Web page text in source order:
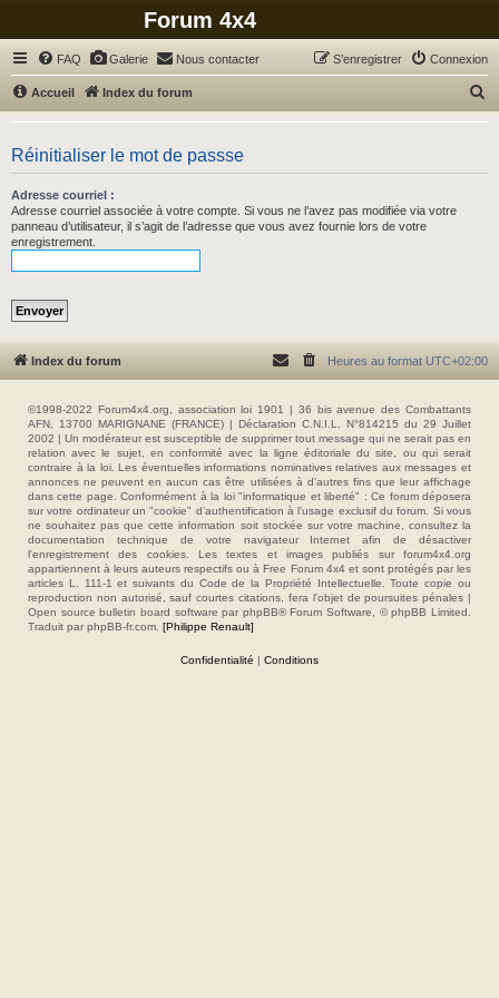
Forum 4x4
FAQ Galerie Nous contacter Connexion
S’enregistrer
Accueil Index du forum
h
Réinitialiser le mot de passse
Adresse courriel :
Adresse courriel associée à votre compte. Si vous ne l’avez pas modifiée via votre
panneau d’utilisateur, il s’agit de l’adresse que vous avez fournie lors de votre
enregistrement.
Index du forum Heures au format UTC+02:00
©1998-2022 Forum4x4.org, association loi 1901 | 36 bis avenue des Combattants
AFN, 13700 MARIGNANE (FRANCE) | Déclaration C.N.I.L. N°814215 du 29 Juillet
2002 | Un modérateur est susceptible de supprimer tout message qui ne serait pas en
relation avec le sujet, en conformité avec la ligne éditoriale du site, ou qui serait
contraire à la loi. Les éventuelles informations nominatives relatives aux messages et
annonces ne peuvent en aucun cas être utilisées à d'autres fins que leur affichage
dans cette page. Conformément à la loi "informatique et liberté" : Ce forum déposera
sur votre ordinateur un "cookie" d’authentification à l'usage exclusif du forum. Si vous
ne souhaitez pas que cette information soit stockée sur votre machine, consultez la
documentation technique de votre navigateur Internet afin de désactiver
l'enregistrement des cookies. Les textes et images publiés sur forum4x4.org
appartiennent à leurs auteurs respectifs ou à Free Forum 4x4 et sont protégés par les
articles L. 111-1 et suivants du Code de la Propriété Intellectuelle. Toute copie ou
reproduction non autorisé, sauf courtes citations, fera l'objet de poursuites pénales |
Open source bulletin board software par phpBB® Forum Software, © phpBB Limited.
Traduit par phpBB-fr.com. [Philippe Renault]
Confidentialité | Conditions